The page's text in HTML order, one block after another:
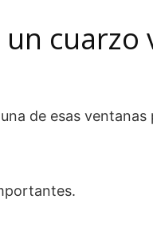
cuarzo
de esas ventanas